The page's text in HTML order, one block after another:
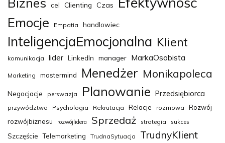
cel Clienting Czas
Emocje Empatia handlowiec
InteligencjaEmocjonalna Klient
komunikacja lider LinkedIn manager MarkaOsobista
Marketing mastermind Menedżer Monikapoleca
Negocjacje perswazja Planowanie Przedsiębiorca
przywództwo Psychologia Rekrutacja Relacje rozmowa
Rozwój
rozwójbiznesu
rozwójlidera Sprzedaż strategia sukces
Szczęście Telemarketing TrudnaSytuacja TrudnyKlient